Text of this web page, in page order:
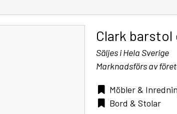
Clark barstol
Säljes i Hela Sverige
Marknadsförs av
Möbler &
Bord & Stolar